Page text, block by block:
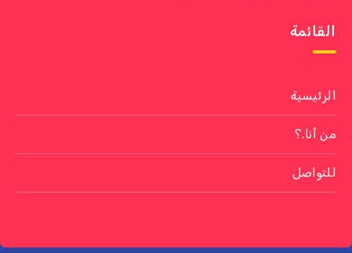
القائمة
الرئيسية
من أنا.؟
للتواصل